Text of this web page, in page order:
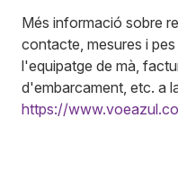
Més informació sobre
contacte, mesures i
l'equipatge de mà,
d'embarcament, etc. a
https://